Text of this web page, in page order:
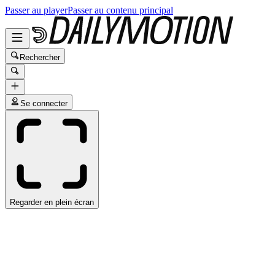
Passer au playerPasser au contenu principal
Rechercher
Se connecter
Regarder en plein écran